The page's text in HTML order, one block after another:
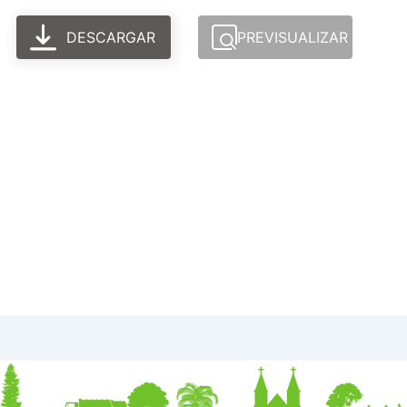
DESCARGAR PREVISUALIZAR